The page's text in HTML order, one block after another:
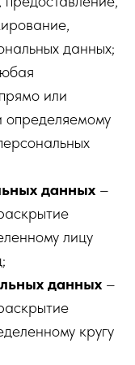
данных;
или
определяемому
данных –
лицу
данных –
кругу